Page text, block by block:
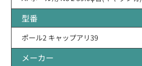
型番
ポール2 キャップアリ39
メーカー